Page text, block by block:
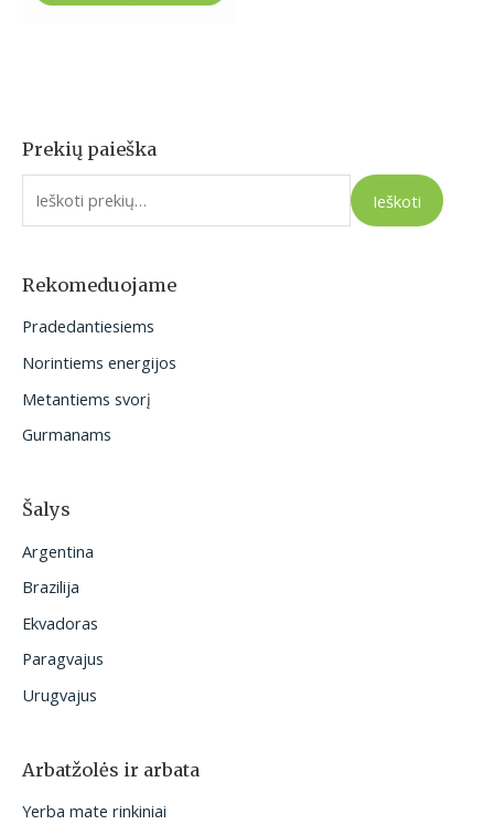
Prekių paieška
I
e
o
:
Ieškoti
Rekomeduojame
Pradedantiesiems
Norintiems energijos
Metantiems svorį
Gurmanams
Šalys
Argentina
Brazilija
Ekvadoras
Paragvajus
Urugvajus
Arbatžolės ir arbata
Yerba mate rinkiniai